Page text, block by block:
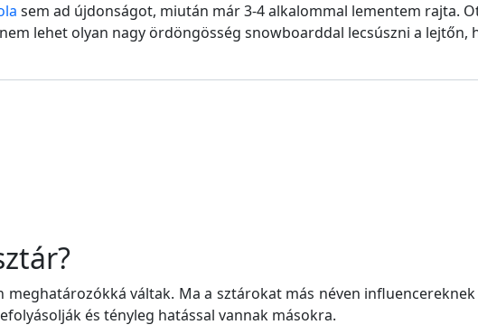
sem ad újdonságot, miután már 3-4 alkalommal lementem rajta.
lehet olyan nagy ördöngösség snowboarddal lecsúszni a lejtőn,
váltak. Ma a sztárokat más néven
és tényleg hatással vannak másokra.